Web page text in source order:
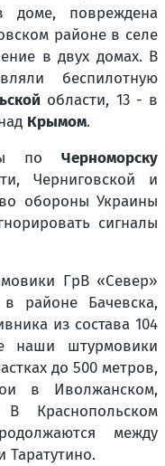
доме, повреждена
районе в селе
в двух домах. В
беспилотную
области, 13 - в
Крымом.
по Черноморску
Черниговской и
обороны Украины
сигналы
ГрВ «Север»
районе Бачевска,
из состава 104
наши штурмовики
до 500 метров,
в Иволжанском,
Краснопольском
между
Таратутино.